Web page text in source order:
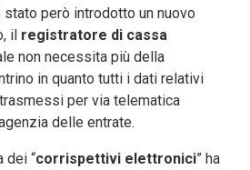
però introdotto un nuovo
il registratore di cassa
non necessita più della
in quanto tutti i dati relativi
per via telematica
delle entrate.
dei “corrispettivi elettronici” ha